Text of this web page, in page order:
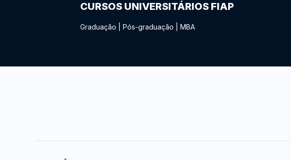
CURSOS UNIVERSITÁRIOS FIAP
Graduação Pós-graduação MBA